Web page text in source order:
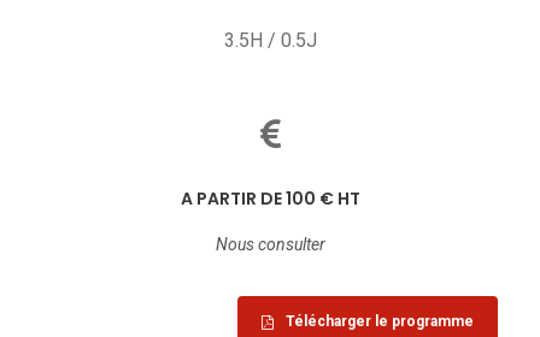
3.5H / 0.5J
A PARTIR DE 100 € HT
Nous consulter
Télécharger le programme